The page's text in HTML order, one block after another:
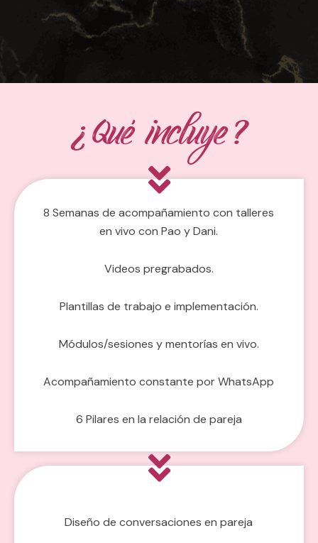
¿Qué incluye?
8 Semanas de acompañamiento con talleres
en vivo con Pao y Dani.
Videos pregrabados.
Plantillas de trabajo e implementación.
Módulos/sesiones y mentorías en vivo.
Acompañamiento constante por WhatsApp
6 Pilares en la relación de pareja
Diseño de conversaciones en pareja